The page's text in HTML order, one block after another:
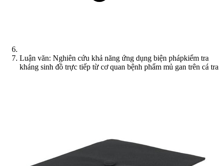
Luận văn: Nghiên cứu khả năng ứng dụng biện phápkiểm tra
kháng sinh đồ trực tiếp từ cơ quan bệnh phẩm mủ gan trên cá tra